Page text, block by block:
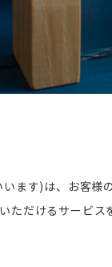
ます)は、お客
ただけるサービ